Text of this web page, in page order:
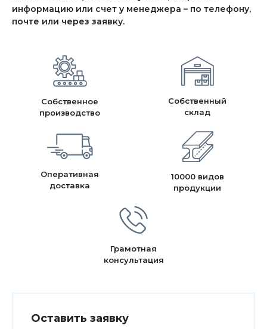
информацию или счет у менеджера – по телефону,
почте или через заявку.
Собственное
производство
Собственный
склад
Оперативная
доставка
10000 видов
продукции
Грамотная
консультация
Оставить заявку